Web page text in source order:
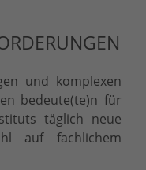
und komplexen
bedeute(te)n für
täglich neue
auf fachlichem